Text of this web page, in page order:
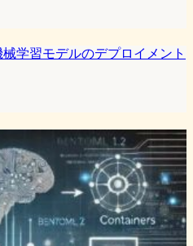
学習モデルのデプロイメント